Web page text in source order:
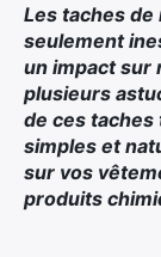
Les taches
seulement
un impact sur
plusieurs
de ces taches
simples et
sur vos
produits